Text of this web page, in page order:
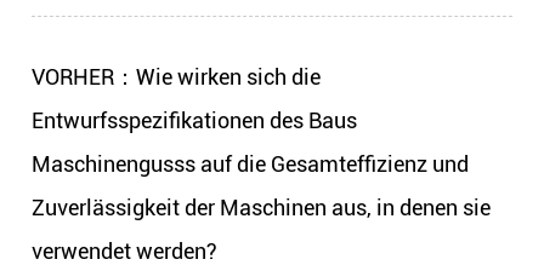
VORHER：Wie wirken sich die
Entwurfsspezifikationen des Baus
Maschinengusss auf die Gesamteffizienz und
Zuverlässigkeit der Maschinen aus, in denen sie
verwendet werden?